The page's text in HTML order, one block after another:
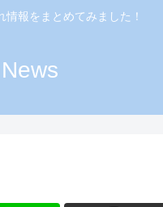
報をまとめてみました！